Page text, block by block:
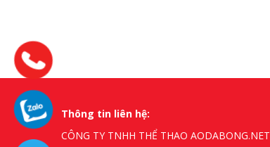
Thông tin liên hệ:
CÔNG TY TNHH THỂ THAO AODABONG.NET